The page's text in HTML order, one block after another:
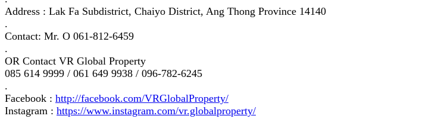
Address : Lak Fa Subdistrict, Chaiyo District, Ang Thong Province 14140
.
Contact: Mr. O 061-812-6459​
.
OR Contact VR Global Property
085 614 9999 / 061 649 9938 / 096-782-6245
.
Facebook : http://facebook.com/VRGlobalProperty/
Instagram : https://www.instagram.com/vr.globalproperty/